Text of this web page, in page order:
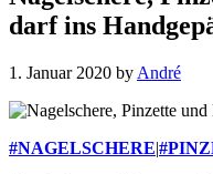
darf ins
1. Januar 2020 by André
#NAGELSCHERE|